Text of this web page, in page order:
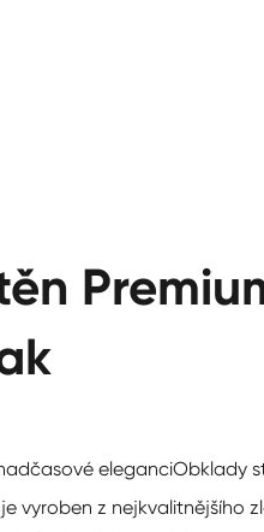
eleganciObklady
vyroben z nejkvalitnějšího